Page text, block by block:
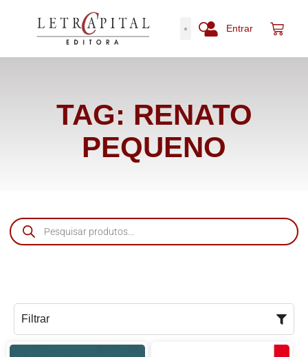
Entrar
TAG: RENATO
PEQUENO
Filtrar